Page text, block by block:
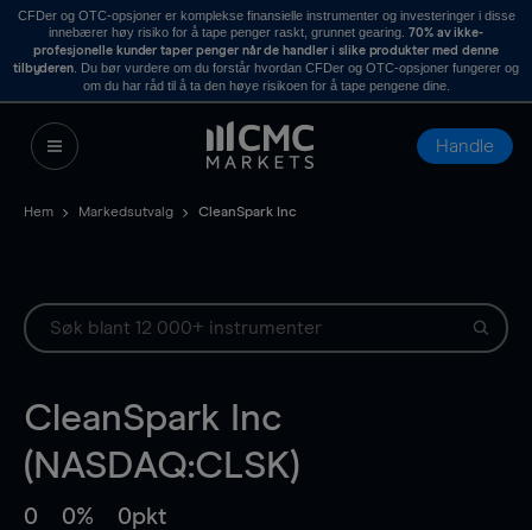
CFDer og OTC-opsjoner er komplekse finansielle instrumenter og investeringer i disse
innebærer høy risiko for å tape penger raskt, grunnet gearing. 70% av ikke-
profesjonelle kunder taper penger når de handler i slike produkter med denne
tilbyderen . Du bør vurdere om du forstår hvordan CFDer og OTC-opsjoner fungerer og
om du har råd til å ta den høye risikoen for å tape pengene dine.
Handle
Hem Markedsutvalg CleanSpark Inc
CleanSpark Inc
(NASDAQ:CLSK)
0 0% 0pkt